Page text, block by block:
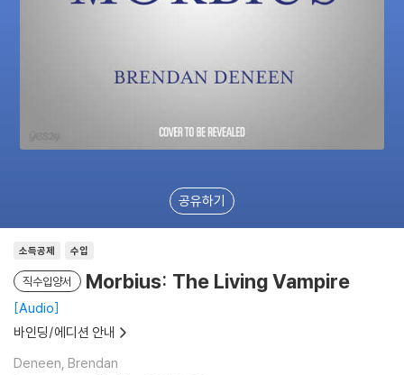
공유하기
소득공제 수입
직수입양서 Morbius: The Living Vampire
Audio
바인딩/에디션 안내
Deneen, Brendan